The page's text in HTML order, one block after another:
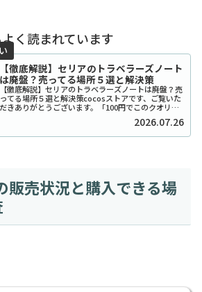
く読まれています
【徹底解説】セリアのトラベラーズノート
は廃盤？売ってる場所５選と解決策
【徹底解説】セリアのトラベラーズノートは廃盤？売
ってる場所５選と解決策cocosストアです、ご覧いた
だきありがとうございます。「100円でこのクオリテ
ィ！？」とSNSで爆発的な人気を博したセリアのトラ
ベラーズノート風リフィルやカバーですが、...2026.07.26
販売状況と購入できる場